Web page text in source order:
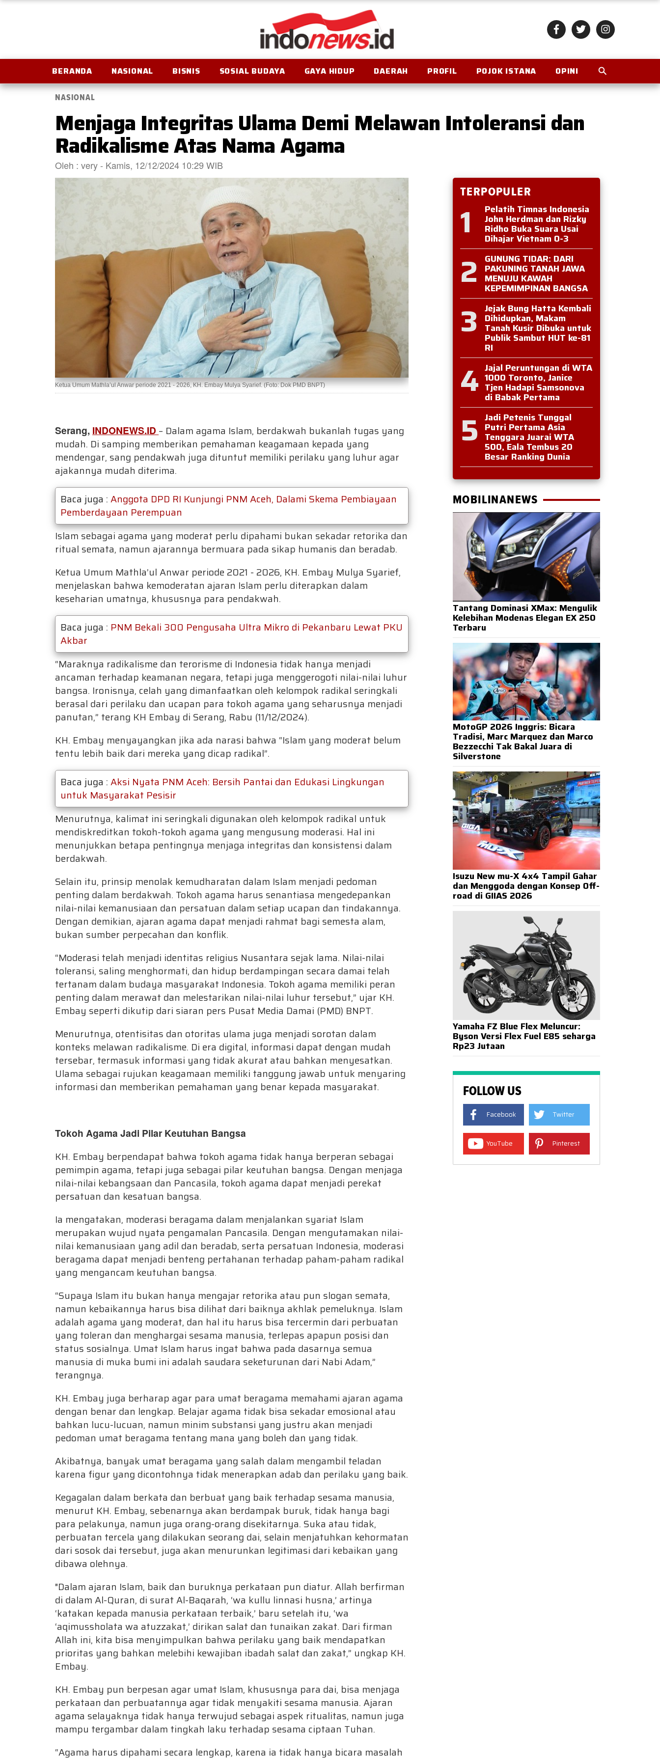
BERANDA NASIONAL BISNIS SOSIAL BUDAYA GAYA HIDUP DAERAH PROFIL POJOK ISTANA OPINI
NASIONAL
Menjaga Integritas Ulama Demi Melawan Intoleransi dan
Radikalisme Atas Nama Agama
Oleh : very - Kamis, 12/12/2024 10:29 WIB
Ketua Umum Mathla’ul Anwar periode 2021 - 2026, KH. Embay Mulya Syarief. (Foto: Dok PMD BNPT)
Serang, INDONEWS.ID – Dalam agama Islam, berdakwah bukanlah tugas yang
mudah. Di samping memberikan pemahaman keagamaan kepada yang
mendengar, sang pendakwah juga dituntut memiliki perilaku yang luhur agar
ajakannya mudah diterima.
Baca juga : Anggota DPD RI Kunjungi PNM Aceh, Dalami Skema Pembiayaan
Pemberdayaan Perempuan
Islam sebagai agama yang moderat perlu dipahami bukan sekadar retorika dan
ritual semata, namun ajarannya bermuara pada sikap humanis dan beradab.
Ketua Umum Mathla’ul Anwar periode 2021 - 2026, KH. Embay Mulya Syarief,
menjelaskan bahwa kemoderatan ajaran Islam perlu diterapkan dalam
keseharian umatnya, khususnya para pendakwah.
Baca juga : PNM Bekali 300 Pengusaha Ultra Mikro di Pekanbaru Lewat PKU
Akbar
“Maraknya radikalisme dan terorisme di Indonesia tidak hanya menjadi
ancaman terhadap keamanan negara, tetapi juga menggerogoti nilai-nilai luhur
bangsa. Ironisnya, celah yang dimanfaatkan oleh kelompok radikal seringkali
berasal dari perilaku dan ucapan para tokoh agama yang seharusnya menjadi
panutan,” terang KH Embay di Serang, Rabu (11/12/2024).
KH. Embay menyayangkan jika ada narasi bahwa “Islam yang moderat belum
tentu lebih baik dari mereka yang dicap radikal”.
Baca juga : Aksi Nyata PNM Aceh: Bersih Pantai dan Edukasi Lingkungan
untuk Masyarakat Pesisir
Menurutnya, kalimat ini seringkali digunakan oleh kelompok radikal untuk
mendiskreditkan tokoh-tokoh agama yang mengusung moderasi. Hal ini
menunjukkan betapa pentingnya menjaga integritas dan konsistensi dalam
berdakwah.
Selain itu, prinsip menolak kemudharatan dalam Islam menjadi pedoman
penting dalam berdakwah. Tokoh agama harus senantiasa mengedepankan
nilai-nilai kemanusiaan dan persatuan dalam setiap ucapan dan tindakannya.
Dengan demikian, ajaran agama dapat menjadi rahmat bagi semesta alam,
bukan sumber perpecahan dan konflik.
“Moderasi telah menjadi identitas religius Nusantara sejak lama. Nilai-nilai
toleransi, saling menghormati, dan hidup berdampingan secara damai telah
tertanam dalam budaya masyarakat Indonesia. Tokoh agama memiliki peran
penting dalam merawat dan melestarikan nilai-nilai luhur tersebut,” ujar KH.
Embay seperti dikutip dari siaran pers Pusat Media Damai (PMD) BNPT.
Menurutnya, otentisitas dan otoritas ulama juga menjadi sorotan dalam
konteks melawan radikalisme. Di era digital, informasi dapat dengan mudah
tersebar, termasuk informasi yang tidak akurat atau bahkan menyesatkan.
Ulama sebagai rujukan keagamaan memiliki tanggung jawab untuk menyaring
informasi dan memberikan pemahaman yang benar kepada masyarakat.
Tokoh Agama Jadi Pilar Keutuhan Bangsa
KH. Embay berpendapat bahwa tokoh agama tidak hanya berperan sebagai
pemimpin agama, tetapi juga sebagai pilar keutuhan bangsa. Dengan menjaga
nilai-nilai kebangsaan dan Pancasila, tokoh agama dapat menjadi perekat
persatuan dan kesatuan bangsa.
Ia mengatakan, moderasi beragama dalam menjalankan syariat Islam
merupakan wujud nyata pengamalan Pancasila. Dengan mengutamakan nilai-
nilai kemanusiaan yang adil dan beradab, serta persatuan Indonesia, moderasi
beragama dapat menjadi benteng pertahanan terhadap paham-paham radikal
yang mengancam keutuhan bangsa.
“Supaya Islam itu bukan hanya mengajar retorika atau pun slogan semata,
namun kebaikannya harus bisa dilihat dari baiknya akhlak pemeluknya. Islam
adalah agama yang moderat, dan hal itu harus bisa tercermin dari perbuatan
yang toleran dan menghargai sesama manusia, terlepas apapun posisi dan
status sosialnya. Umat Islam harus ingat bahwa pada dasarnya semua
manusia di muka bumi ini adalah saudara seketurunan dari Nabi Adam,”
terangnya.
KH. Embay juga berharap agar para umat beragama memahami ajaran agama
dengan benar dan lengkap. Belajar agama tidak bisa sekadar emosional atau
bahkan lucu-lucuan, namun minim substansi yang justru akan menjadi
pedoman umat beragama tentang mana yang boleh dan yang tidak.
Akibatnya, banyak umat beragama yang salah dalam mengambil teladan
karena figur yang dicontohnya tidak menerapkan adab dan perilaku yang baik.
Kegagalan dalam berkata dan berbuat yang baik terhadap sesama manusia,
menurut KH. Embay, sebenarnya akan berdampak buruk, tidak hanya bagi
para pelakunya, namun juga orang-orang disekitarnya. Suka atau tidak,
perbuatan tercela yang dilakukan seorang dai, selain menjatuhkan kehormatan
dari sosok dai tersebut, juga akan menurunkan legitimasi dari kebaikan yang
dibawa olehnya.
"Dalam ajaran Islam, baik dan buruknya perkataan pun diatur. Allah berfirman
di dalam Al-Quran, di surat Al-Baqarah, ‘wa kullu linnasi husna,’ artinya
‘katakan kepada manusia perkataan terbaik,’ baru setelah itu, ‘wa
‘aqimussholata wa atuzzakat,’ dirikan salat dan tunaikan zakat. Dari firman
Allah ini, kita bisa menyimpulkan bahwa perilaku yang baik mendapatkan
prioritas yang bahkan melebihi kewajiban ibadah salat dan zakat,” ungkap KH.
Embay.
KH. Embay pun berpesan agar umat Islam, khususnya para dai, bisa menjaga
perkataan dan perbuatannya agar tidak menyakiti sesama manusia. Ajaran
agama selayaknya tidak hanya terwujud sebagai aspek ritualitas, namun juga
mampu tergambar dalam tingkah laku terhadap sesama ciptaan Tuhan.
“Agama harus dipahami secara lengkap, karena ia tidak hanya bicara masalah
TERPOPULER
1 Pelatih Timnas Indonesia
John Herdman dan Rizky
Ridho Buka Suara Usai
Dihajar Vietnam 0-3
2 GUNUNG TIDAR: DARI
PAKUNING TANAH JAWA
MENUJU KAWAH
KEPEMIMPINAN BANGSA
3 Jejak Bung Hatta Kembali
Dihidupkan, Makam
Tanah Kusir Dibuka untuk
Publik Sambut HUT ke-81
RI
4 Jajal Peruntungan di WTA
1000 Toronto, Janice
Tjen Hadapi Samsonova
di Babak Pertama
5 Jadi Petenis Tunggal
Putri Pertama Asia
Tenggara Juarai WTA
500, Eala Tembus 20
Besar Ranking Dunia
MOBILINANEWS
Tantang Dominasi XMax: Mengulik
Kelebihan Modenas Elegan EX 250
Terbaru
MotoGP 2026 Inggris: Bicara
Tradisi, Marc Marquez dan Marco
Bezzecchi Tak Bakal Juara di
Silverstone
Isuzu New mu-X 4x4 Tampil Gahar
dan Menggoda dengan Konsep Off-
road di GIIAS 2026
Yamaha FZ Blue Flex Meluncur:
Byson Versi Flex Fuel E85 seharga
Rp23 Jutaan
FOLLOW US
Facebook Twitter
YouTube Pinterest